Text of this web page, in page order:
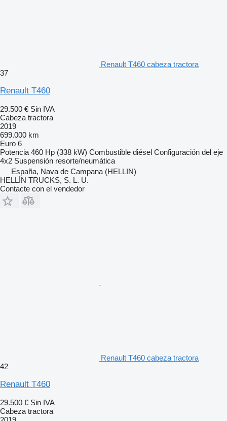
Renault T460 cabeza tractora
37
Renault T460
29.500 € Sin IVA
Cabeza tractora
2019
699.000 km
Euro 6
Potencia 460 Hp (338 kW) Combustible diésel Configuración del eje
4x2 Suspensión resorte/neumática
España, Nava de Campana (HELLIN)
HELLÍN TRUCKS, S. L. U.
Contacte con el vendedor
Renault T460 cabeza tractora
42
Renault T460
29.500 € Sin IVA
Cabeza tractora